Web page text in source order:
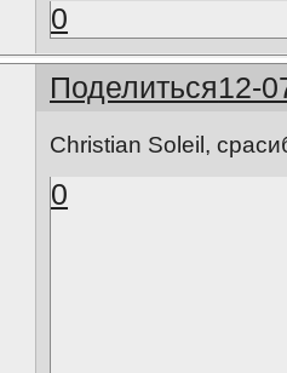
0
Поделиться12-
Christian Soleil,
0